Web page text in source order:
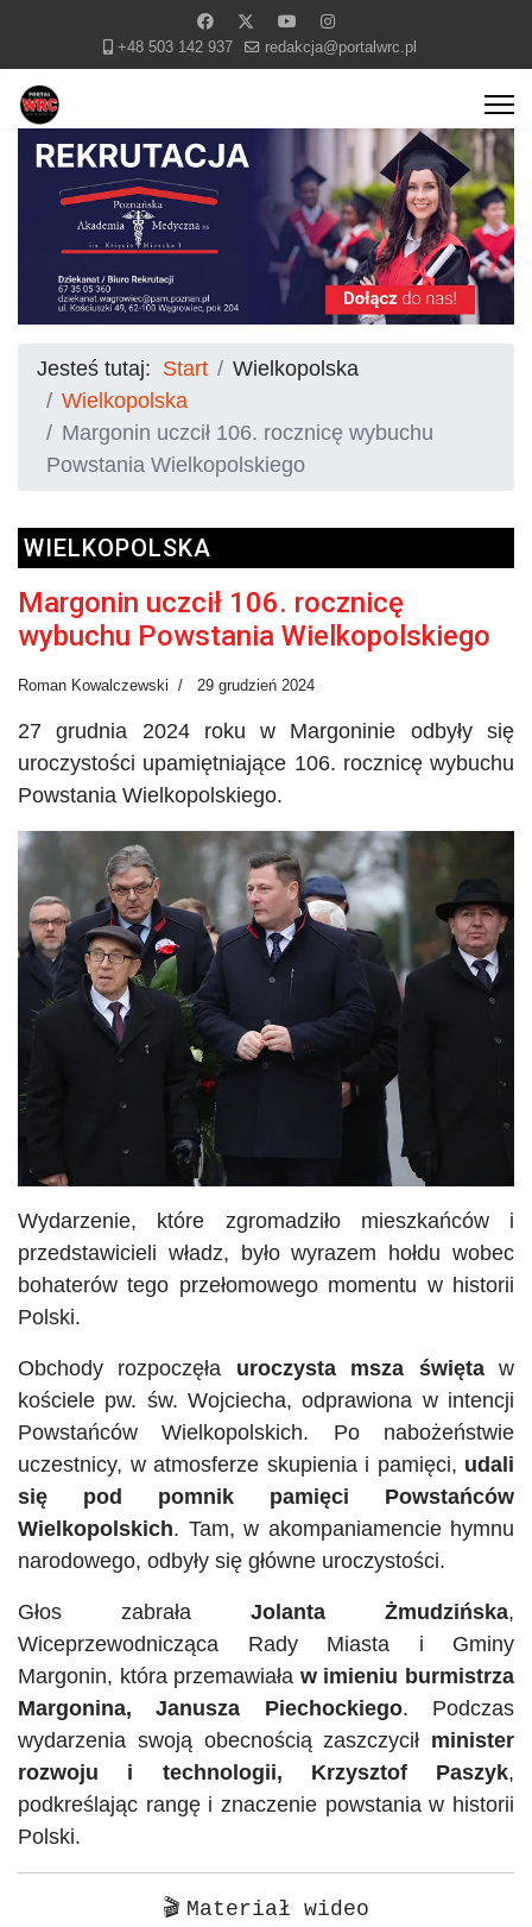
+48 503 142 937 redakcja@portalwrc.pl
Jesteś tutaj: Start
Wielkopolska
Wielkopolska
Margonin uczcił 106. rocznicę wybuchu
Powstania Wielkopolskiego
WIELKOPOLSKA
Margonin uczcił 106. rocznicę
wybuchu Powstania Wielkopolskiego
Roman Kowalczewski 29 grudzień 2024
27 grudnia 2024 roku w Margoninie odbyły się
uroczystości upamiętniające 106. rocznicę wybuchu
Powstania Wielkopolskiego.
Wydarzenie, które zgromadziło mieszkańców i
przedstawicieli władz, było wyrazem hołdu wobec
bohaterów tego przełomowego momentu w historii
Polski.
Obchody rozpoczęła uroczysta msza świętaw
kościele pw. św. Wojciecha, odprawiona w intencji
Powstańców Wielkopolskich. Po nabożeństwie
uczestnicy, w atmosferze skupienia i pamięci, udali
się pod pomnik pamięci Powstańców
Wielkopolskich. Tam, w akompaniamencie hymnu
narodowego, odbyły się główne uroczystości.
Głos zabrała Jolanta Żmudzińska,
Wiceprzewodnicząca Rady Miasta i Gminy
Margonin, która przemawiała w imieniu burmistrza
Margonina, Janusza Piechockiego. Podczas
wydarzenia swoją obecnością zaszczycił minister
rozwoju i technologii, Krzysztof Paszyk,
podkreślając rangę i znaczenie powstania w historii
Polski.
🎬 Materiał wideo